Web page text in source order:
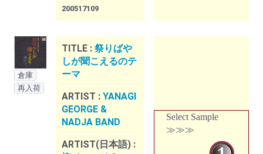
200517109
倉庫
再入荷
TITLE : 祭りばや
しが聞こえるのテ
ーマ
ARTIST : YANAGI
GEORGE &
NADJA BAND
ARTIST(日本語) :
Select Sample
≫≫≫